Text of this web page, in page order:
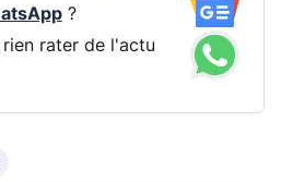
?
rater de l'actu